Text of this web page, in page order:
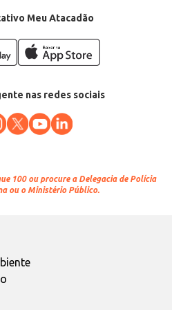
Meu Atacadão
nas redes sociais
100 ou procure a Delegacia de Polícia
ou o Ministério Público.